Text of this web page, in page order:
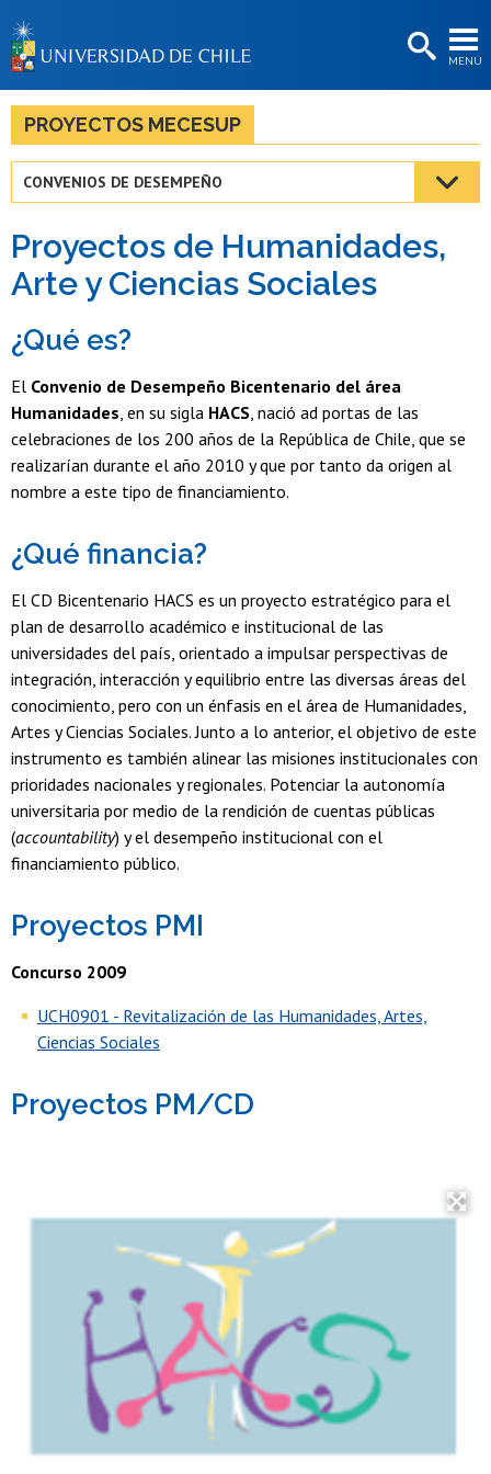
MENÚ
BIBLIOTECAS
LA UNIVERSIDAD
Estudiantes
Académicas/os
Funcionarias/os
PROYECTOS MECESUP
CONVENIOS DE DESEMPEÑO
Proyectos de Humanidades,
Arte y Ciencias Sociales
¿Qué es?
El Convenio de Desempeño Bicentenario del área
Humanidades , en su sigla HACS , nació ad portas de las
celebraciones de los 200 años de la República de Chile, que se
realizarían durante el año 2010 y que por tanto da origen al
nombre a este tipo de financiamiento.
¿Qué financia?
El CD Bicentenario HACS es un proyecto estratégico para el
plan de desarrollo académico e institucional de las
universidades del país, orientado a impulsar perspectivas de
integración, interacción y equilibrio entre las diversas áreas del
conocimiento, pero con un énfasis en el área de Humanidades,
Artes y Ciencias Sociales. Junto a lo anterior, el objetivo de este
instrumento es también alinear las misiones institucionales con
prioridades nacionales y regionales. Potenciar la autonomía
universitaria por medio de la rendición de cuentas públicas
(accountability) y el desempeño institucional con el
financiamiento público.
Proyectos PMI
Concurso 2009
UCH0901 - Revitalización de las Humanidades, Artes,
Ciencias Sociales
Proyectos PM/CD